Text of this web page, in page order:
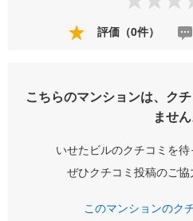
評価（0件）
こちらのマンションは、ク
ません
いせたビルのクチコミを待
ぜひクチコミ投稿のご協
このマンションのク